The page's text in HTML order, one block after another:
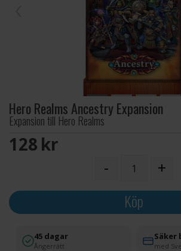
Hero Realms Ancestry Expansion
Expansion till Hero Realms
128 SEK
- +
Köp
45 dagar
Ångerrätt
Säker
med